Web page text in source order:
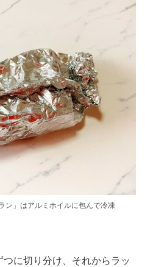
ン」はアルミホイルに包んで冷凍
に切り分け、それからラッ